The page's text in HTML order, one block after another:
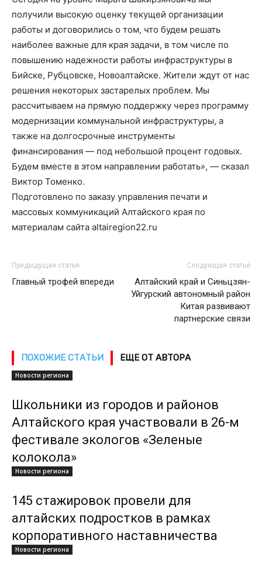
получили высокую оценку текущей организации
работы и договорились о том, что будем решать
наиболее важные для края задачи, в том числе по
повышению надежности работы инфраструктуры в
Бийске, Рубцовске, Новоалтайске. Жители ждут от нас
решения некоторых застарелых проблем. Мы
рассчитываем на прямую поддержку через программу
модернизации коммунальной инфраструктуры, а
также на долгосрочные инструменты
финансирования — под небольшой процент годовых.
Будем вместе в этом направлении работать», — сказал
Виктор Томенко.
Подготовлено по заказу управления печати и
массовых коммуникаций Алтайского края по
материалам сайта altairegion22.ru
Предыдущая статья
Главный трофей впереди
Следующая статья
Алтайский край и Синьцзян-
Уйгурский автономный район
Китая развивают
партнерские связи
ПОХОЖИЕ СТАТЬИ ЕЩЕ ОТ АВТОРА
Новости региона
Школьники из городов и районов
Алтайского края участвовали в 26-м
фестивале экологов «Зеленые
колокола»
Новости региона
145 стажировок провели для
алтайских подростков в рамках
корпоративного наставничества
Новости региона